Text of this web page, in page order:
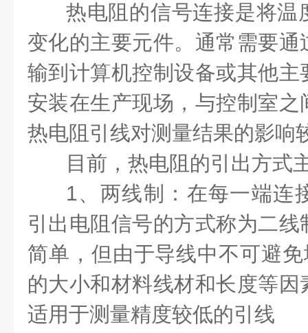
热电阻的信号连接是将温
变化的主要元件。通常需要
输到计算机控制设备或其他
安装在生产现场，与控制室
热电阻引线对测量结果的影响
目前，热电阻的引出方式
1、两线制：在每一端连
引出电阻信号的方式称为二
简单，但由于导线中不可避
的大小和材料线材和长度等
适用于测量精度较低的引线